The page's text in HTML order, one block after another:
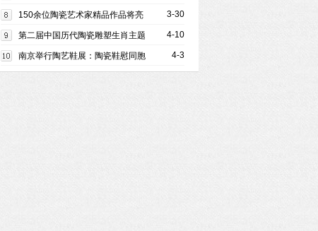
展播20余部国内外作品 3-30
150余位陶瓷艺术家精品作品将亮
相第十届潍坊文展会 4-10
第二届中国历代陶瓷雕塑生肖主题
系列展开幕 4-3
南京举行陶艺鞋展：陶瓷鞋慰同胞
清明节寄哀思